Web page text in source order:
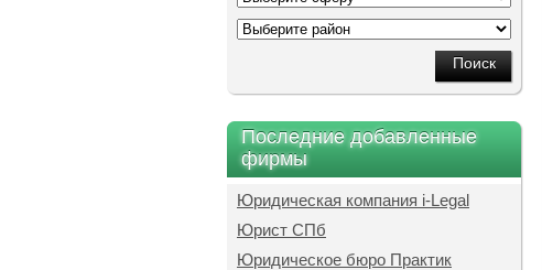
Последние добавленные
фирмы
Юридическая компания i-Legal
Юрист СПб
Юридическое бюро Практик